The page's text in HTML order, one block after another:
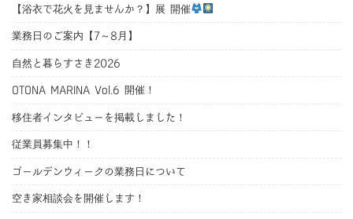
【浴衣で花火を見ませんか？】展 開催
業務日のご案内【7～8月】
自然と暮らすさき2026
OTONA MARINA Vol.6 開催！
移住者インタビューを掲載しました！
従業員募集中！！
ゴールデンウィークの業務日について
空き家相談会を開催します！